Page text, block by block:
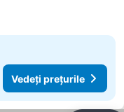
Vedeți prețurile